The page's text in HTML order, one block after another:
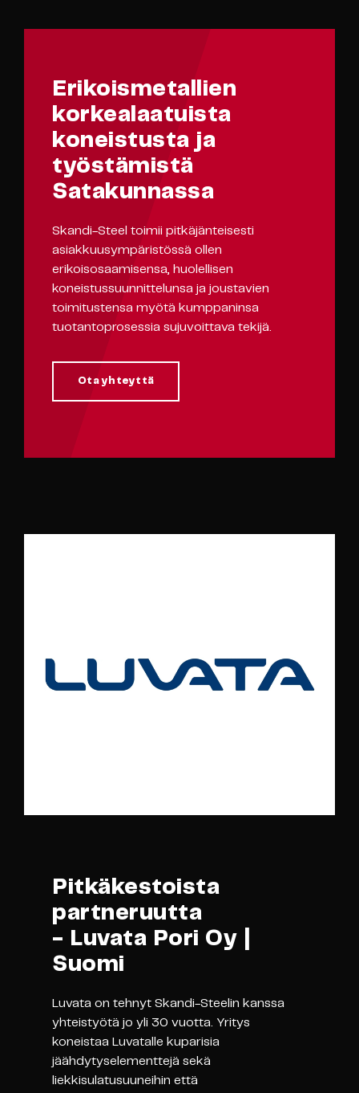
Erikoismetallien
korkealaatuista
koneistusta ja
työstämistä
Satakunnassa
Skandi-Steel toimii pitkäjänteisesti
asiakkuusympäristössä ollen
erikoisosaamisensa, huolellisen
koneistussuunnittelunsa ja joustavien
toimitustensa myötä kumppaninsa
tuotantoprosessia sujuvoittava tekijä.
Ota yhteyttä
Pitkäkestoista
partneruutta
- Luvata Pori Oy |
Suomi
Luvata on tehnyt Skandi-Steelin kanssa
yhteistyötä jo yli 30 vuotta. Yritys
koneistaa Luvatalle kuparisia
jäähdytyselementtejä sekä
liekkisulatusuuneihin että